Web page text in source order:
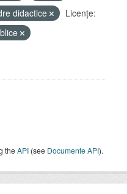
didactice
Licenţe:
theAPI (see Documente API).